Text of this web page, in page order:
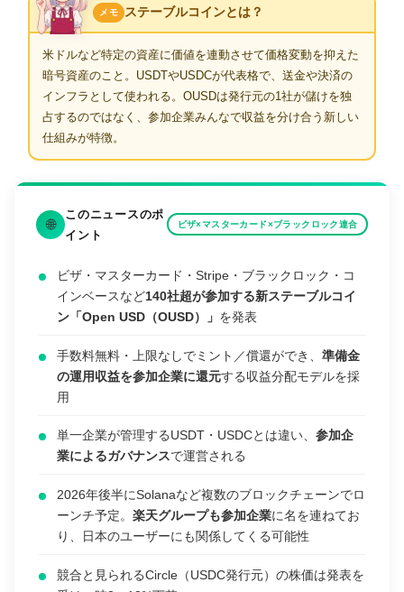
メモ ステーブルコインとは？
米ドルなど特定の資産に価値を連動させて価格変動を抑えた
暗号資産のこと。USDTやUSDCが代表格で、送金や決済の
インフラとして使われる。OUSDは発行元の1社が儲けを独
占するのではなく、参加企業みんなで収益を分け合う新しい
仕組みが特徴。
🌐
このニュースのポ
イント
ビザ×マスターカード×ブラックロック連合
ビザ・マスターカード・Stripe・ブラックロック・コ
インベースなど140社超が参加する新ステーブルコイ
ン「Open USD（OUSD）」 を発表
手数料無料・上限なしでミント／償還ができ、 準備金
の運用収益を参加企業に還元する収益分配モデルを採
用
単一企業が管理するUSDT・USDCとは違い、 参加企
業によるガバナンスで運営される
2026年後半にSolanaなど複数のブロックチェーンでロ
ーンチ予定。 楽天グループも参加企業に名を連ねてお
り、日本のユーザーにも関係してくる可能性
競合と見られるCircle（USDC発行元）の株価は発表を